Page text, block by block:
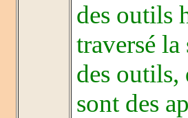
des outils
traversé
des outils,
sont des